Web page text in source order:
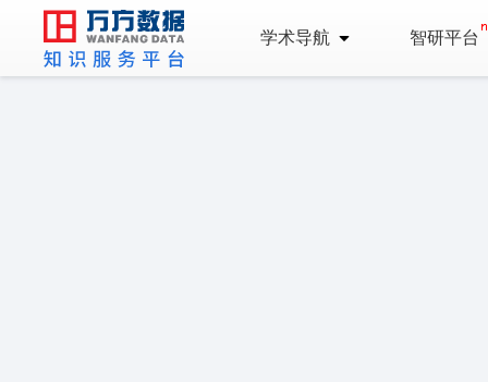
学术导航 智研平台